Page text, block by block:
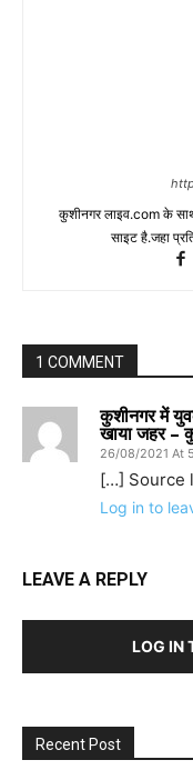
कुशीनगर लाइव.com के
साइट है.जहा
1 COMMENT
कुशीनगर में
खाया जहर –
26/08/2021 At
[…] Source
Log in to
LEAVE A REPLY
LOG IN
Recent Post